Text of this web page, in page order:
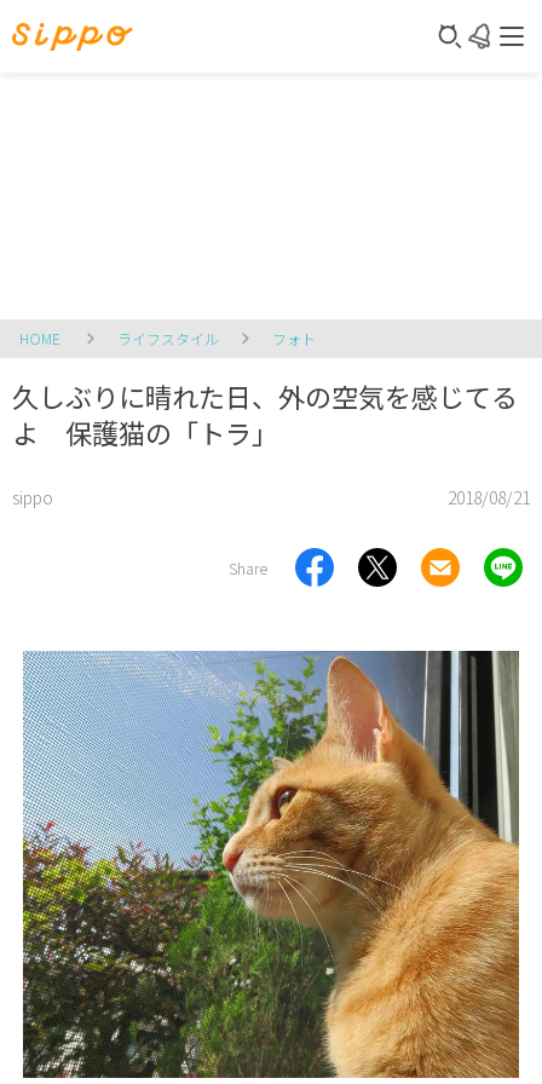
HOME ライフスタイル フォト
久しぶりに晴れた日、外の空気を感じてる
よ 保護猫の「トラ」
sippo 2018/08/21
Share